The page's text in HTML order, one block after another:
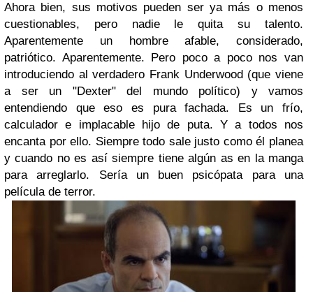
Ahora bien, sus motivos pueden ser ya más o menos
cuestionables, pero nadie le quita su talento.
Aparentemente un hombre afable, considerado,
patriótico. Aparentemente. Pero poco a poco nos van
introduciendo al verdadero Frank Underwood (que viene
a ser un "Dexter" del mundo político) y vamos
entendiendo que eso es pura fachada. Es un frío,
calculador e implacable hijo de puta. Y a todos nos
encanta por ello. Siempre todo sale justo como él planea
y cuando no es así siempre tiene algún as en la manga
para arreglarlo. Sería un buen psicópata para una
película de terror.